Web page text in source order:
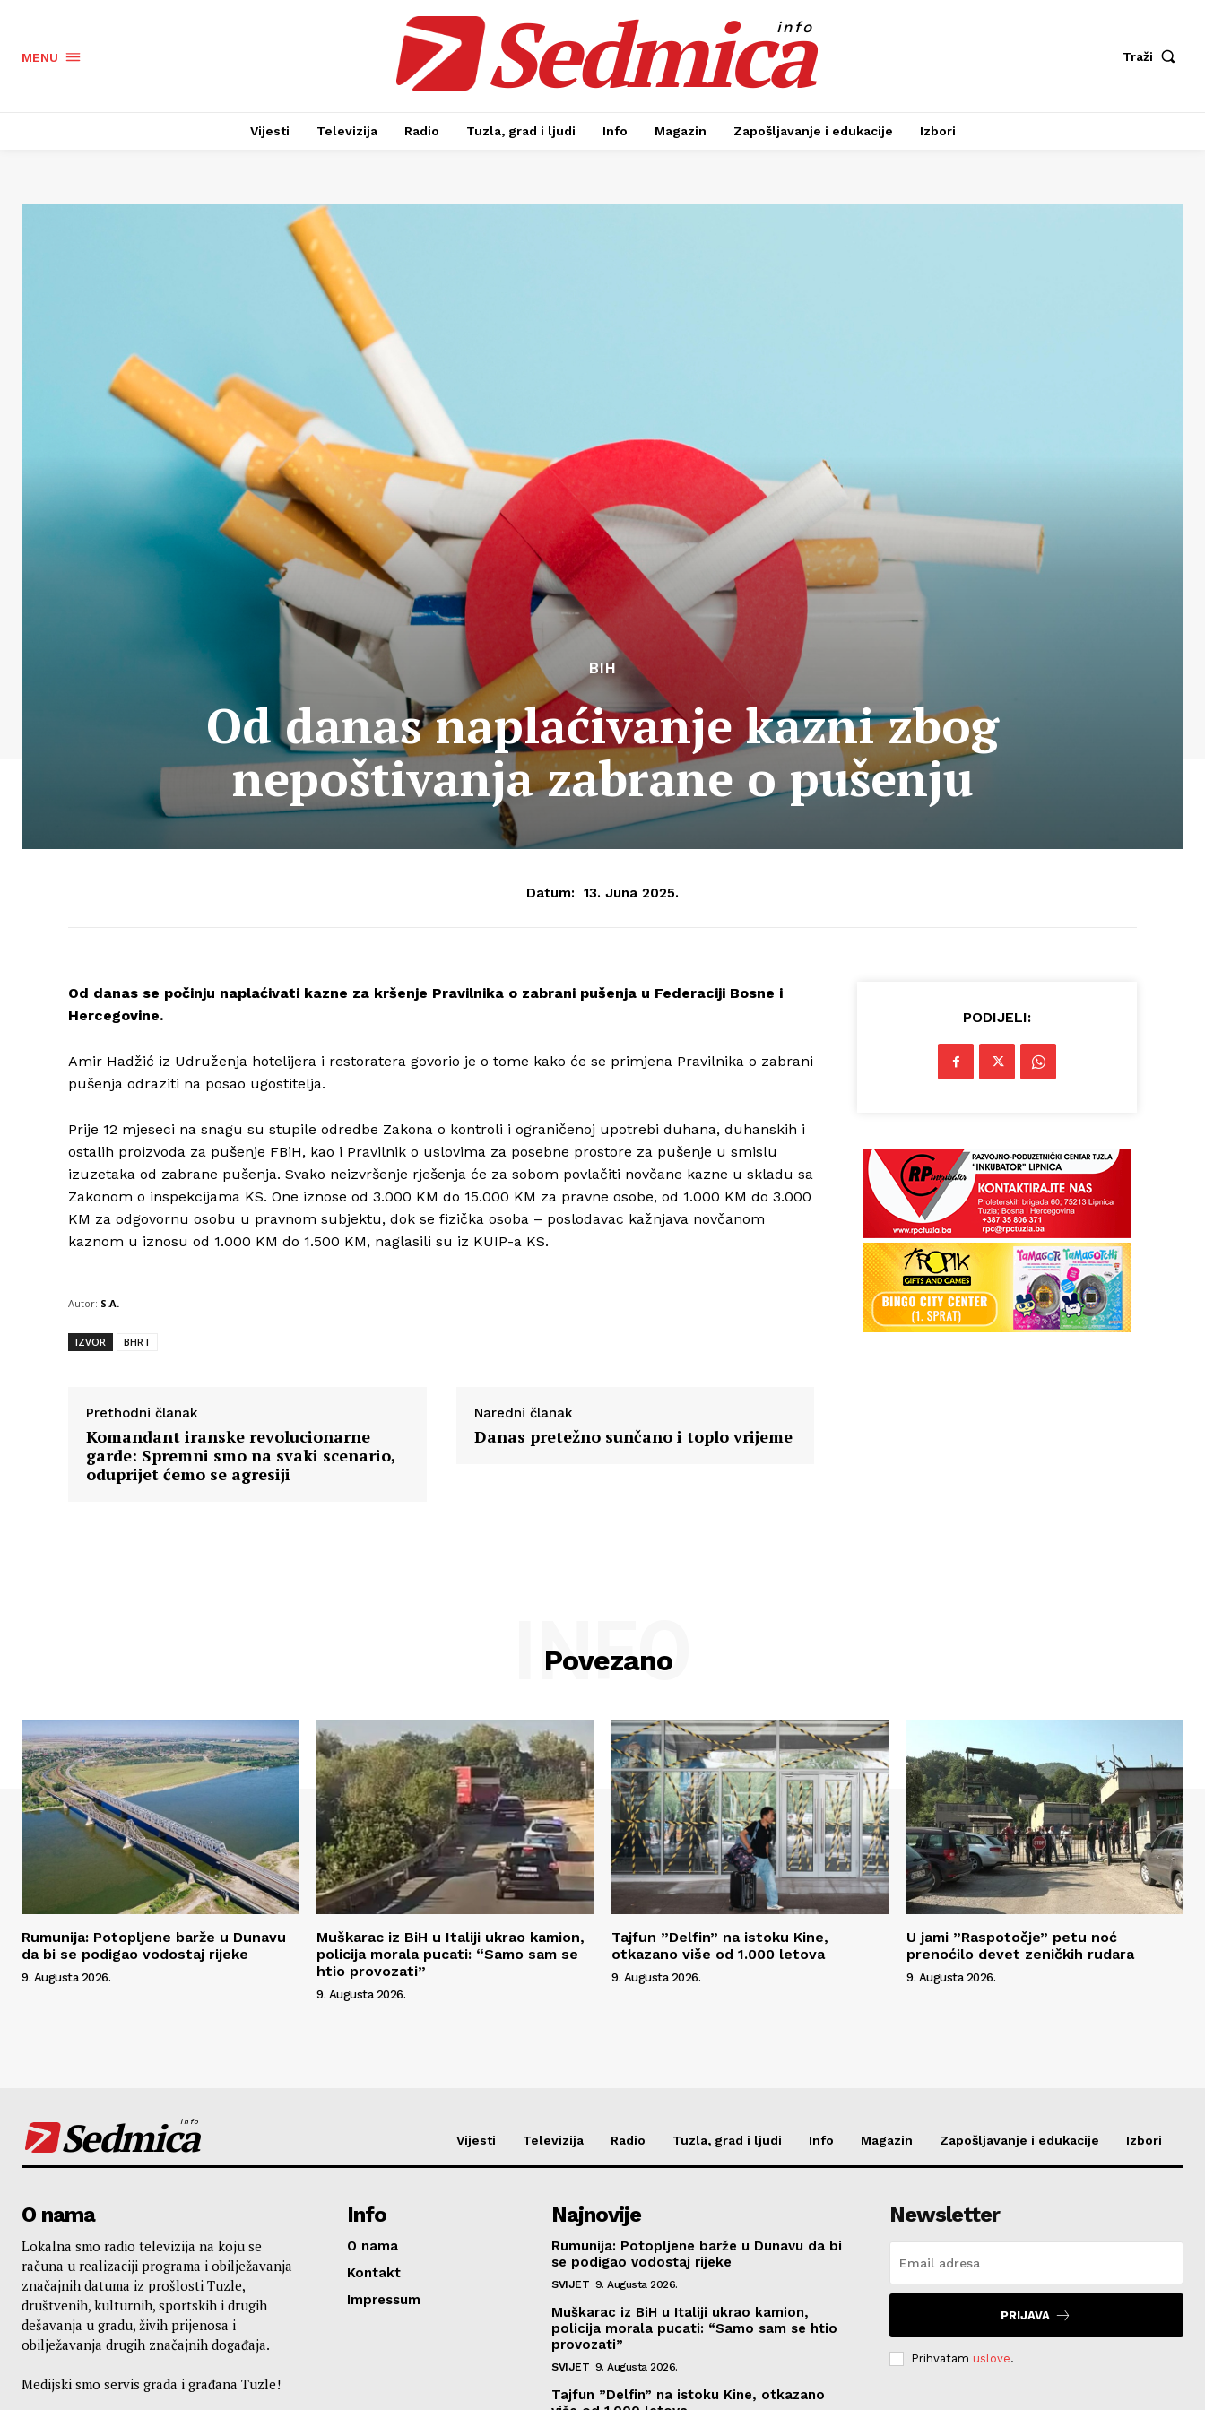
Info
MENU Sedmica
info
Traži
Vijesti Televizija Radio Tuzla, grad i ljudi Info Magazin Zapošljavanje i edukacije Izbori
BIH
Od danas naplaćivanje kazni zbog
nepoštivanja zabrane o pušenju
Datum: 13. Juna 2025.
Od danas se počinju naplaćivati kazne za kršenje Pravilnika o zabrani pušenja u Federaciji Bosne i
Hercegovine.
Amir Hadžić iz Udruženja hotelijera i restoratera govorio je o tome kako će se primjena Pravilnika o zabrani
pušenja odraziti na posao ugostitelja.
Prije 12 mjeseci na snagu su stupile odredbe Zakona o kontroli i ograničenoj upotrebi duhana, duhanskih i
ostalih proizvoda za pušenje FBiH, kao i Pravilnik o uslovima za posebne prostore za pušenje u smislu
izuzetaka od zabrane pušenja. Svako neizvršenje rješenja će za sobom povlačiti novčane kazne u skladu sa
Zakonom o inspekcijama KS. One iznose od 3.000 KM do 15.000 KM za pravne osobe, od 1.000 KM do 3.000
KM za odgovornu osobu u pravnom subjektu, dok se fizička osoba – poslodavac kažnjava novčanom
kaznom u iznosu od 1.000 KM do 1.500 KM, naglasili su iz KUIP-a KS.
Autor: S.A.
IZVOR BHRT
Prethodni članak
Komandant iranske revolucionarne
garde: Spremni smo na svaki scenario,
oduprijet ćemo se agresiji
Naredni članak
Danas pretežno sunčano i toplo vrijeme
PODIJELI:
Povezano
INFO
Rumunija: Potopljene barže u Dunavu
da bi se podigao vodostaj rijeke
9. Augusta 2026.
Muškarac iz BiH u Italiji ukrao kamion,
policija morala pucati: “Samo sam se
htio provozati”
9. Augusta 2026.
Tajfun ”Delfin” na istoku Kine,
otkazano više od 1.000 letova
9. Augusta 2026.
U jami ”Raspotočje” petu noć
prenoćilo devet zeničkih rudara
9. Augusta 2026.
Sedmica
info
Vijesti Televizija Radio Tuzla, grad i ljudi Info Magazin Zapošljavanje i edukacije Izbori
O nama
Lokalna smo radio televizija na koju se
računa u realizaciji programa i obilježavanja
značajnih datuma iz prošlosti Tuzle,
društvenih, kulturnih, sportskih i drugih
dešavanja u gradu, živih prijenosa i
obilježavanja drugih značajnih događaja.
Medijski smo servis grada i građana Tuzle!
Info
O nama
Kontakt
Impressum
Najnovije
Rumunija: Potopljene barže u Dunavu da bi
se podigao vodostaj rijeke
SVIJET 9. Augusta 2026.
Muškarac iz BiH u Italiji ukrao kamion,
policija morala pucati: “Samo sam se htio
provozati”
SVIJET 9. Augusta 2026.
Tajfun ”Delfin” na istoku Kine, otkazano
Newsletter
PRIJAVA
Prihvatam uslove.